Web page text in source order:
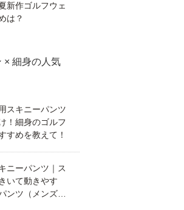
新作ゴルフウェ
は？
× 細身の人気
スキニーパンツ
！細身のゴルフ
すめを教えて！
ニーパンツ｜ス
いて動きやす
ンツ（メンズ）